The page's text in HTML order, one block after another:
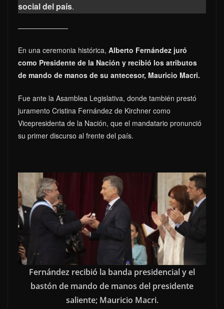
social del país.
En una ceremonia histórica, Alberto Fernández juró
como Presidente de la Nación y recibió los atributos
de mando de manos de su antecesor, Mauricio Macri.
Fue ante la Asamblea Legislativa, donde también prestó
juramento Cristina Fernández de Kirchner como
Vicepresidenta de la Nación, que el mandatario pronunció
su primer discurso al frente del país.
Fernández recibió la banda presidencial y el
bastón de mando de manos del presidente
saliente; Mauricio Macri.